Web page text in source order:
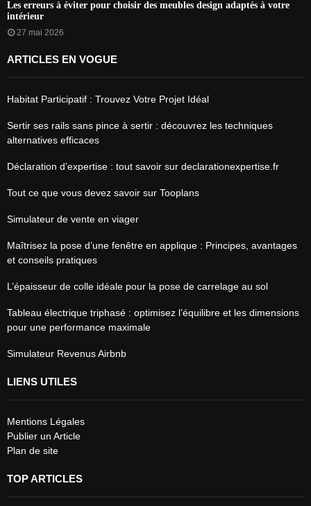
Les erreurs à éviter pour choisir des meubles design adaptés à votre
intérieur
27 mai 2026
ARTICLES EN VOGUE
Habitat Participatif : Trouvez Votre Projet Idéal
Sertir ses rails sans pince à sertir : découvrez les techniques
alternatives efficaces
Déclaration d’expertise : tout savoir sur declarationexpertise.fr
Tout ce que vous devez savoir sur Tooplans
Simulateur de vente en viager
Maîtrisez la pose d’une fenêtre en applique : Principes, avantages
et conseils pratiques
L’épaisseur de colle idéale pour la pose de carrelage au sol
Tableau électrique triphasé : optimisez l’équilibre et les dimensions
pour une performance maximale
Simulateur Revenus Airbnb
LIENS UTILES
Mentions Légales
Publier un Article
Plan de site
TOP ARTICLES